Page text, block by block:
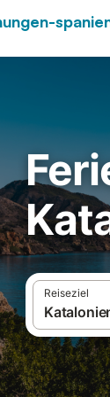
Reiseziel